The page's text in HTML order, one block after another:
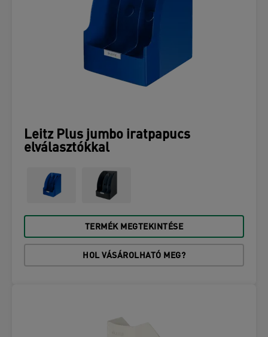
Leitz Plus jumbo iratpapucs
elválasztókkal
TERMÉK MEGTEKINTÉSE
HOL VÁSÁROLHATÓ MEG?